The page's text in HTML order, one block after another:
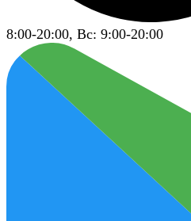
8:00-20:00, Вс: 9:00-20:00